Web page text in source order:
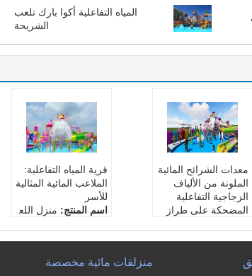
المياه التفاعلية أكوا بارك تلعب
الشريحة
قرية المياه التفاعلية:
الملاعب المائية المثالية
للأسر
اسم المنتج: منزل اللع
ي
معدات الشرائح المائية
الملونة من الألياف
الزجاجية التفاعلية
المضحكة على طراز
اللون:
منزلقات مائية مخصصة